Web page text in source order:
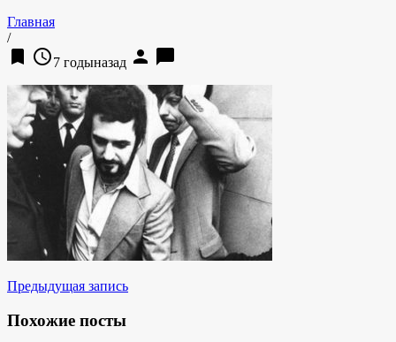
Главная
/
bookmark access_time7 годыназад person chat_bubble
Предыдущая запись
Похожие посты